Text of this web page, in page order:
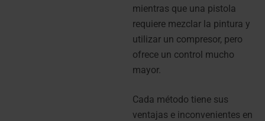
mientras que una pistola
requiere mezclar la pintura y
utilizar un compresor, pero
ofrece un control mucho
mayor.
Cada método tiene sus
ventajas e inconvenientes en